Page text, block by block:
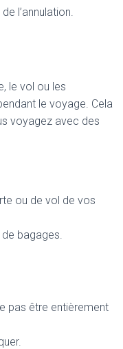
l’annulation.
le vol ou les
le voyage. Cela
voyagez avec des
ou de vol de vos
bagages.
pas être entièrement